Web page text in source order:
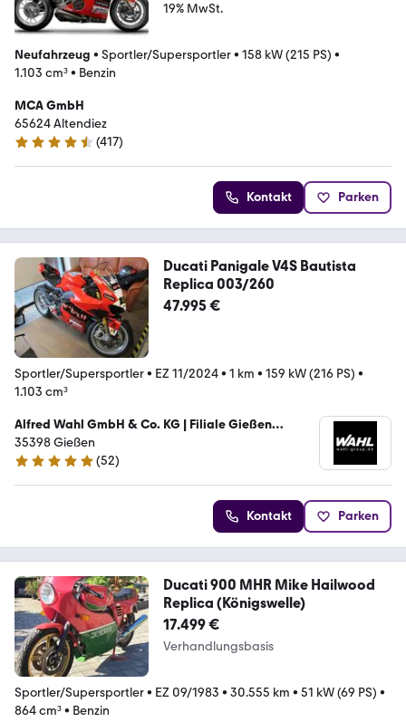
19% MwSt.
Neufahrzeug • Sportler/Supersportler• 158 kW (215 PS) •
1.103 cm³• Benzin
MCA GmbH
65624 Altendiez
4.7 Sterne
(417)
Kontakt Parken
Ducati Panigale V4S Bautista
Replica 003/260
47.995 €
Sportler/Supersportler• EZ 11/2024• 1 km • 159 kW (216 PS) •
1.103 cm³
Alfred Wahl GmbH & Co. KG | Filiale Gießen
Motorrad
35398 Gießen
4.8 Sterne
(52)
Kontakt Parken
Ducati 900 MHR Mike Hailwood
Replica (Königswelle)
17.499 €
Verhandlungsbasis
Sportler/Supersportler• EZ 09/1983 • 30.555 km • 51 kW (69 PS) •
864 cm³• Benzin